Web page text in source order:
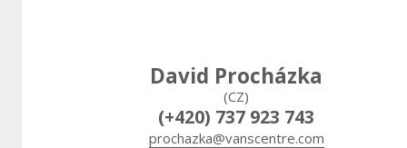
David Procházka
(CZ)
(+420) 737 923 743
prochazka@vanscentre.com